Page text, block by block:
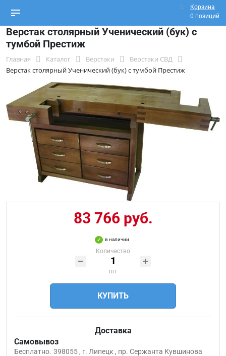
Корзина
0 позиций
Верстак столярный Ученический (бук) с
тумбой Престиж
Главная Каталог Верстаки
Верстаки СВД
Верстак столярный Ученический (бук) с тумбой Престиж
83 766 руб.
в наличии
Количество
шт
КУПИТЬ
Доставка
Самовывоз
Бесплатно. 398055 , г. Липецк , пр. Сержанта Кувшинова